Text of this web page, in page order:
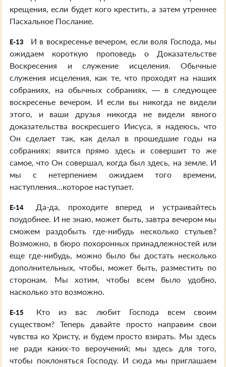
крещения, если будет кого крестить, а затем утреннее
Пасхальное Послание.
E-13
И в воскресенье вечером, если воля Господа, мы
ожидаем короткую проповедь о Доказательстве
Воскресения и служение исцеления. Обычные
служения исцеления, как те, что проходят на наших
собраниях, на обычных собраниях, — в следующее
воскресенье вечером. И если вы никогда не видели
этого, и ваши друзья никогда не видели явного
доказательства воскресшего Иисуса, я надеюсь, что
Он сделает так, как делал в прошедшие годы на
собраниях: явится прямо здесь и совершит то же
самое, что Он совершал, когда был здесь, на земле. И
мы с нетерпением ожидаем того времени,
наступления...которое наступает.
E-14
Да-да, проходите вперед и устраивайтесь
поудобнее. И не знаю, может быть, завтра вечером мы
сможем раздобыть где-нибудь несколько стульев?
Возможно, в бюро похоронных принадлежностей или
еще где-нибудь, можно было бы достать несколько
дополнительных, чтобы, может быть, разместить по
сторонам. Мы хотим, чтобы всем было удобно,
насколько это возможно.
E-15
Кто из вас любит Господа всем своим
существом? Теперь давайте просто направим свои
чувства ко Христу, и будем просто взирать. Мы здесь
не ради каких-то вероучений; мы здесь для того,
чтобы поклоняться Господу. И сюда мы приглашаем